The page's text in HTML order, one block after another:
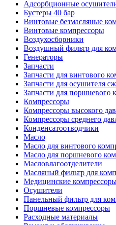
Адсорбционные
Бустеры 40 бар
Винтовые безмасляные
Винтовые компрессоры
Воздухосборники
Воздушный фильтр для
Генераторы
Запчасти
Запчасти для винтового
Запчасти для осушителя
Запчасти для поршневого
Компрессоры
Компрессоры высокого
Компрессоры среднего
Конденсатоотводчики
Масло
Масло для винтового
Масло для поршневого
Масловлагоотделители
Масляный фильтр для
Медицинские
Осушители
Панельный фильтр для
Поршневые компрессоры
Расходные материалы